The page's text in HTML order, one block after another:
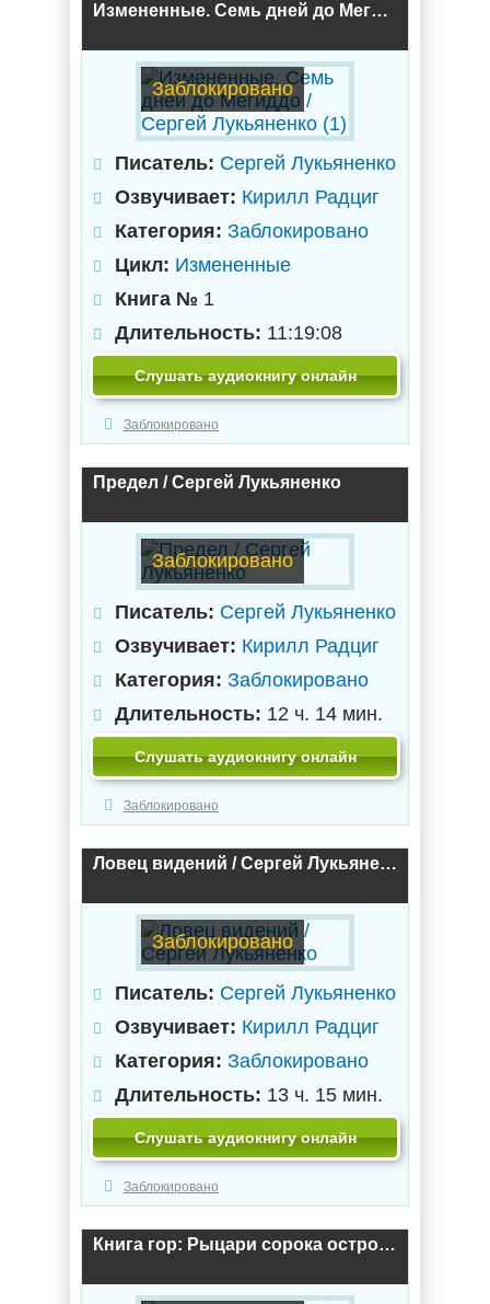
Измененные. Семь дней до Мегиддо / Сергей Лукьяненко (1)
Заблокировано
Писатель: Сергей Лукьяненко
Озвучивает: Кирилл Радциг
Категория: Заблокировано
Цикл: Измененные
Книга № 1
Длительность: 11:19:08
Слушать аудиокнигу онлайн
Заблокировано
Предел / Сергей Лукьяненко
Заблокировано
Писатель: Сергей Лукьяненко
Озвучивает: Кирилл Радциг
Категория: Заблокировано
Длительность: 12 ч. 14 мин.
Слушать аудиокнигу онлайн
Заблокировано
Ловец видений / Сергей Лукьяненко
Заблокировано
Писатель: Сергей Лукьяненко
Озвучивает: Кирилл Радциг
Категория: Заблокировано
Длительность: 13 ч. 15 мин.
Слушать аудиокнигу онлайн
Заблокировано
Книга гор: Рыцари сорока островов. Лорд с планеты Земля. Мальчик и тьма / Сергей Лукьяненко